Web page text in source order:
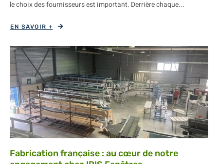
le choix des fournisseurs est important. Derrière chaque...
EN SAVOIR +
Fabrication française : au cœur de notre